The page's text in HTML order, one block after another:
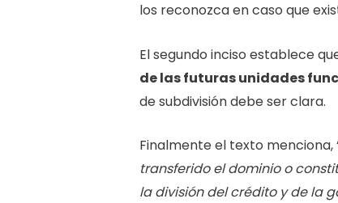
los reconozca en caso que
El segundo inciso establece
de las futuras unidades
de subdivisión debe ser clara.
Finalmente el texto menciona,
transferido el dominio o
la división del crédito y de la